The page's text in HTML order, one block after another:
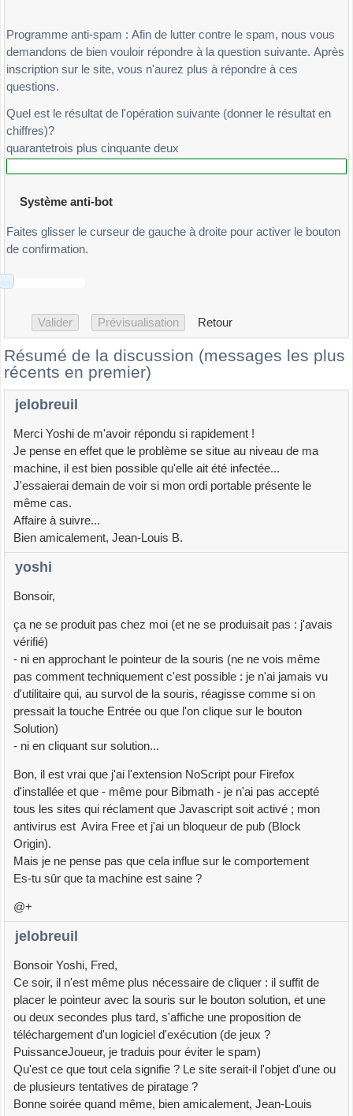
Programme anti-spam : Afin de lutter contre le spam, nous vous
demandons de bien vouloir répondre à la question suivante. Après
inscription sur le site, vous n'aurez plus à répondre à ces
questions.
Quel est le résultat de l'opération suivante (donner le résultat en
chiffres)?
quarantetrois plus cinquante deux
Système anti-bot
Faites glisser le curseur de gauche à droite pour activer le bouton
de confirmation.
Retour
Résumé de la discussion (messages les plus
récents en premier)
jelobreuil
Merci Yoshi de m'avoir répondu si rapidement !
Je pense en effet que le problème se situe au niveau de ma
machine, il est bien possible qu'elle ait été infectée...
J'essaierai demain de voir si mon ordi portable présente le
même cas.
Affaire à suivre...
Bien amicalement, Jean-Louis B.
yoshi
Bonsoir,
ça ne se produit pas chez moi (et ne se produisait pas : j'avais
vérifié)
- ni en approchant le pointeur de la souris (ne ne vois même
pas comment techniquement c'est possible : je n'ai jamais vu
d'utilitaire qui, au survol de la souris, réagisse comme si on
pressait la touche Entrée ou que l'on clique sur le bouton
Solution)
- ni en cliquant sur solution...
Bon, il est vrai que j'ai l'extension NoScript pour Firefox
d'installée et que - même pour Bibmath - je n'ai pas accepté
tous les sites qui réclament que Javascript soit activé ; mon
antivirus est Avira Free et j'ai un bloqueur de pub (Block
Origin).
Mais je ne pense pas que cela influe sur le comportement
Es-tu sûr que ta machine est saine ?
@+
jelobreuil
Bonsoir Yoshi, Fred,
Ce soir, il n'est même plus nécessaire de cliquer : il suffit de
placer le pointeur avec la souris sur le bouton solution, et une
ou deux secondes plus tard, s'affiche une proposition de
téléchargement d'un logiciel d'exécution (de jeux ?
PuissanceJoueur, je traduis pour éviter le spam)
Qu'est ce que tout cela signifie ? Le site serait-il l'objet d'une ou
de plusieurs tentatives de piratage ?
Bonne soirée quand même, bien amicalement, Jean-Louis